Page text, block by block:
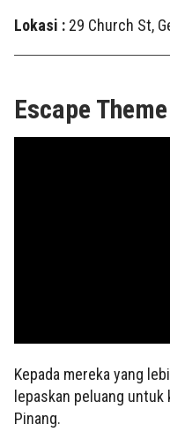
Lokasi : 29 Church St,
Escape
Kepada mereka yang
lepaskan peluang untuk
Pinang.